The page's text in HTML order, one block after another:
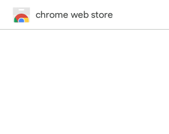
chrome web store